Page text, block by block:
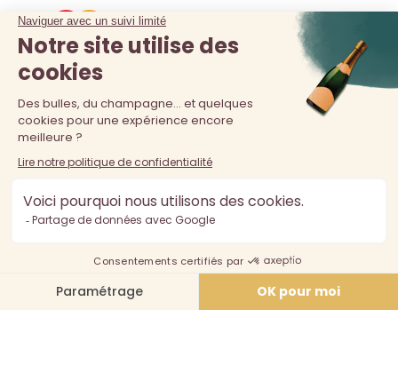
La vente d'alcool est interdite au moins de 18 ans. L'abus
d'alcool est dangereux pour la santé, à consommer avec
modération.